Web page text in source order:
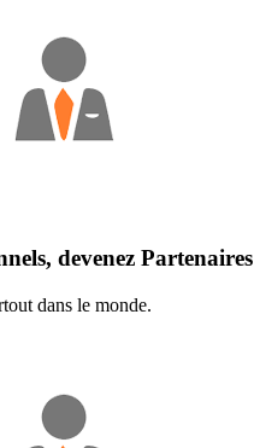
devenez Partenaires
dans le monde.